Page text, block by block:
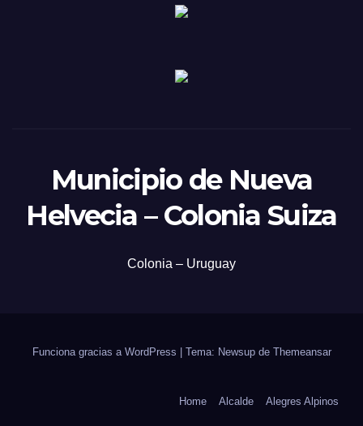
Municipio de Nueva
Helvecia – Colonia Suiza
Colonia – Uruguay
Funciona gracias a WordPress Tema: Newsup de Themeansar
Home Alcalde Alegres Alpinos